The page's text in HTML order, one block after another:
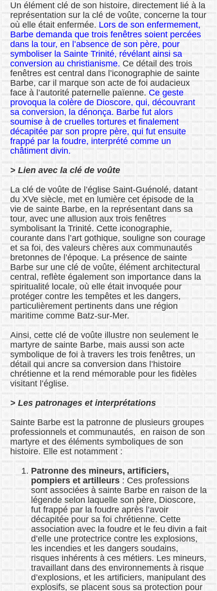
Un élément clé de son histoire, directement lié à la
représentation sur la clé de voûte, concerne la tour
où elle était enfermée. Lors de son enfermement,
Barbe demanda que trois fenêtres soient percées
dans la tour, en l’absence de son père, pour
symboliser la Sainte Trinité, révélant ainsi sa
conversion au christianisme. Ce détail des trois
fenêtres est central dans l’iconographie de sainte
Barbe, car il marque son acte de foi audacieux
face à l’autorité paternelle païenne. Ce geste
provoqua la colère de Dioscore, qui, découvrant
sa conversion, la dénonça. Barbe fut alors
soumise à de cruelles tortures et finalement
décapitée par son propre père, qui fut ensuite
frappé par la foudre, interprété comme un
châtiment divin.
> Lien avec la clé de voûte
La clé de voûte de l’église Saint-Guénolé, datant
du XVe siècle, met en lumière cet épisode de la
vie de sainte Barbe, en la représentant dans sa
tour, avec une allusion aux trois fenêtres
symbolisant la Trinité. Cette iconographie,
courante dans l’art gothique, souligne son courage
et sa foi, des valeurs chères aux communautés
bretonnes de l’époque. La présence de sainte
Barbe sur une clé de voûte, élément architectural
central, reflète également son importance dans la
spiritualité locale, où elle était invoquée pour
protéger contre les tempêtes et les dangers,
particulièrement pertinents dans une région
maritime comme Batz-sur-Mer.
Ainsi, cette clé de voûte illustre non seulement le
martyre de sainte Barbe, mais aussi son acte
symbolique de foi à travers les trois fenêtres, un
détail qui ancre sa conversion dans l’histoire
chrétienne et la rend mémorable pour les fidèles
visitant l’église.
> Les patronages et interprétations
Sainte Barbe est la patronne de plusieurs groupes
professionnels et communautés, en raison de son
martyre et des éléments symboliques de son
histoire. Elle est notamment :
Patronne des mineurs, artificiers,
pompiers et artilleurs: Ces professions
sont associées à sainte Barbe en raison de la
légende selon laquelle son père, Dioscore,
fut frappé par la foudre après l’avoir
décapitée pour sa foi chrétienne. Cette
association avec la foudre et le feu divin a fait
d’elle une protectrice contre les explosions,
les incendies et les dangers soudains,
risques inhérents à ces métiers. Les mineurs,
travaillant dans des environnements à risque
d’explosions, et les artificiers, manipulant des
explosifs, se placent sous sa protection pour